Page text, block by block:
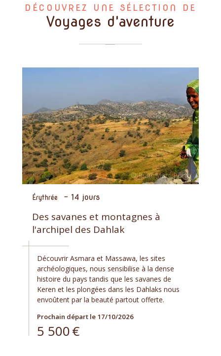
DÉCOUVREZ UNE SÉLECTION DE
Voyages d'aventure
Érythrée - 14 jours
Des savanes et montagnes à
l'archipel des Dahlak
Découvrir Asmara et Massawa, les sites
archéologiques, nous sensibilise à la dense
histoire du pays tandis que les savanes de
Keren et les plongées dans les Dahlaks nous
envoûtent par la beauté partout offerte.
Prochain départ le 17/10/2026
5 500€